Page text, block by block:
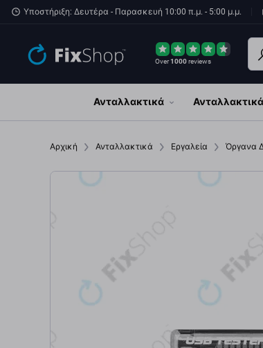
Παράβλεψη στο κύριο περιεχόμενο
Υποστήριξη: Δευτέρα - Παρασκευή 10:00 π.μ. - 5:00 μ.μ.
Over1000reviews
Ανταλλακτικά
Αρχική Ανταλλακτικά Εργαλεία Όργανα